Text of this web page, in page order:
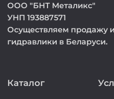
ООО "БНТ Металикс"
УНП 193887571
Осуществляем продажу
гидравлики в Беларуси.
Каталог